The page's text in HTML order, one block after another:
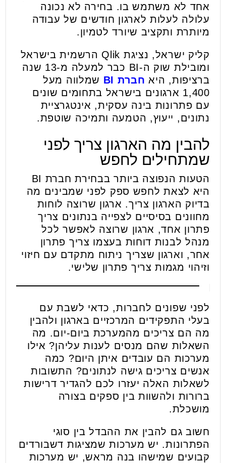
אחד לא משתמש בו. בחירה לא נכונה
עלולה לעלות לארגון חודשים של עבודה
מיותרת ותקציב שיורד לטמיון.
קליק ישראל, נציגת Qlik הרשמית בישראל
ומובילת שוק ה-BI כבר למעלה מ-13 שנה
ברציפות, היא חברת BI
שמלווה מעל
1,400 ארגונים בישראל בתחומים שונים
עם פתרונות בינה עסקית, אינטגרציית
נתונים, ייעוץ, הטמעה ותמיכה שוטפת.
להבין מה הארגון צריך לפני
שמתחילים לחפש
הטעות הנפוצה ביותר בבחירת חברת BI
היא לצאת לחפש ספק לפני שמבינים מה
בדיוק הארגון צריך. ארגון שרוצה לוחות
מחוונים בסיסיים לצפייה בנתונים צריך
פתרון אחד, ארגון שרוצה לאפשר לכל
מנהל לבנות דוחות בעצמו צריך פתרון
אחר, וארגון שצריך ניתוח מתקדם עם חיזוי
וזיהוי מגמות צריך פתרון שלישי.
לפני שפונים לחברות, כדאי לשבת עם
בעלי התפקידים המרכזיים בארגון ולהבין
מה הם צריכים מהמערכת ביום-יום. מה
השאלות שהם מנסים לענות עליהן? אילו
מערכות הם עובדים איתן היום? כמה
אנשים צריכים גישה לנתונים? התשובות
לשאלות האלה יעזרו לכם להגדיר דרישות
ברורות ולהשוות בין ספקים בצורה
מושכלת.
חשוב גם להבין את ההבדל בין סוגי
הפתרונות. יש מערכות שמציגות דשבורדים
קבועים שמישהו בנה מראש, יש מערכות